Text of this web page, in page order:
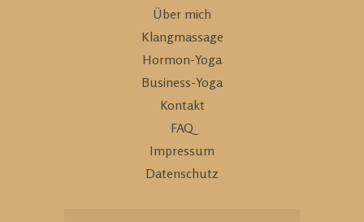
Über mich
Klangmassage
Hormon-Yoga
Business-Yoga
Kontakt
FAQ
Impressum
Datenschutz